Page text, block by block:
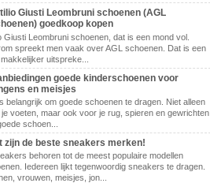
Giusti Leombruni schoenen (AGL
goedkoop kopen
Giusti Leombruni schoenen, dat is een mond vol.
spreekt men vaak over AGL schoenen. Dat is een
uitspreke...
goede kinderschoenen voor
en meisjes
belangrijk om goede schoenen te dragen. Niet alleen
voeten, maar ook voor je rug, spieren en gewrichten
schoen...
zijn de beste sneakers merken!
behoren tot de meest populaire modellen
Iedereen lijkt tegenwoordig sneakers te dragen.
vrouwen, meisjes, jon...